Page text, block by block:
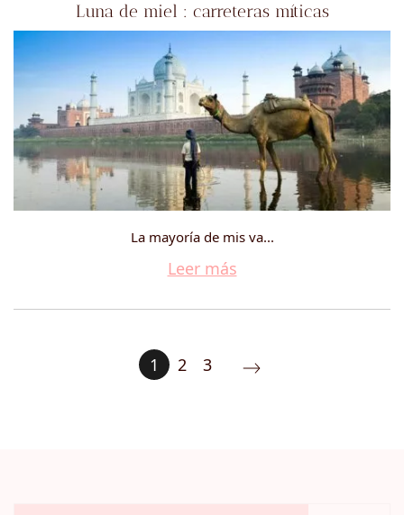
Luna de miel : carreteras míticas
La mayoría de mis va...
Leer más
1 2 3